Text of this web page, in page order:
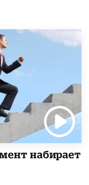
набирает